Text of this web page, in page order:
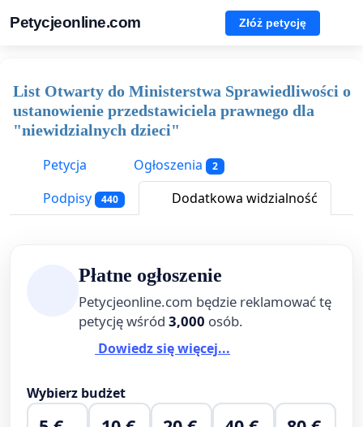
Petycjeonline.com Złóż petycję
List Otwarty do Ministerstwa Sprawiedliwości o
ustanowienie przedstawiciela prawnego dla
"niewidzialnych dzieci"
Petycja
Ogłoszenia 2
Podpisy 440 Dodatkowa widzialność
Płatne ogłoszenie
Petycjeonline.com będzie reklamować tę
petycję wśród 3,000 osób.
Dowiedz się więcej...
Wybierz budżet